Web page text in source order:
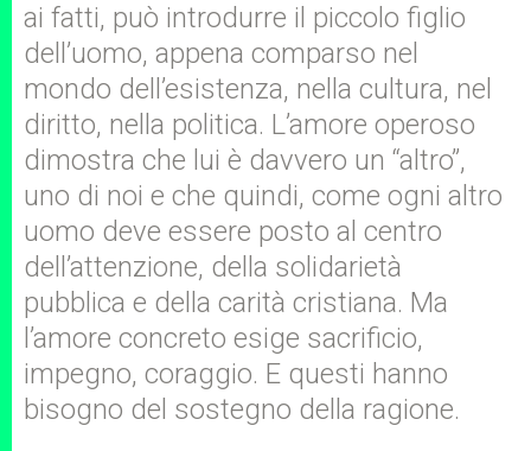
ai fatti, può introdurre il piccolo figlio
dell’uomo, appena comparso nel
mondo dell’esistenza, nella cultura, nel
diritto, nella politica. L’amore operoso
dimostra che lui è davvero un “altro”,
uno di noi e che quindi, come ogni altro
uomo deve essere posto al centro
dell’attenzione, della solidarietà
pubblica e della carità cristiana. Ma
l’amore concreto esige sacrificio,
impegno, coraggio. E questi hanno
bisogno del sostegno della ragione.